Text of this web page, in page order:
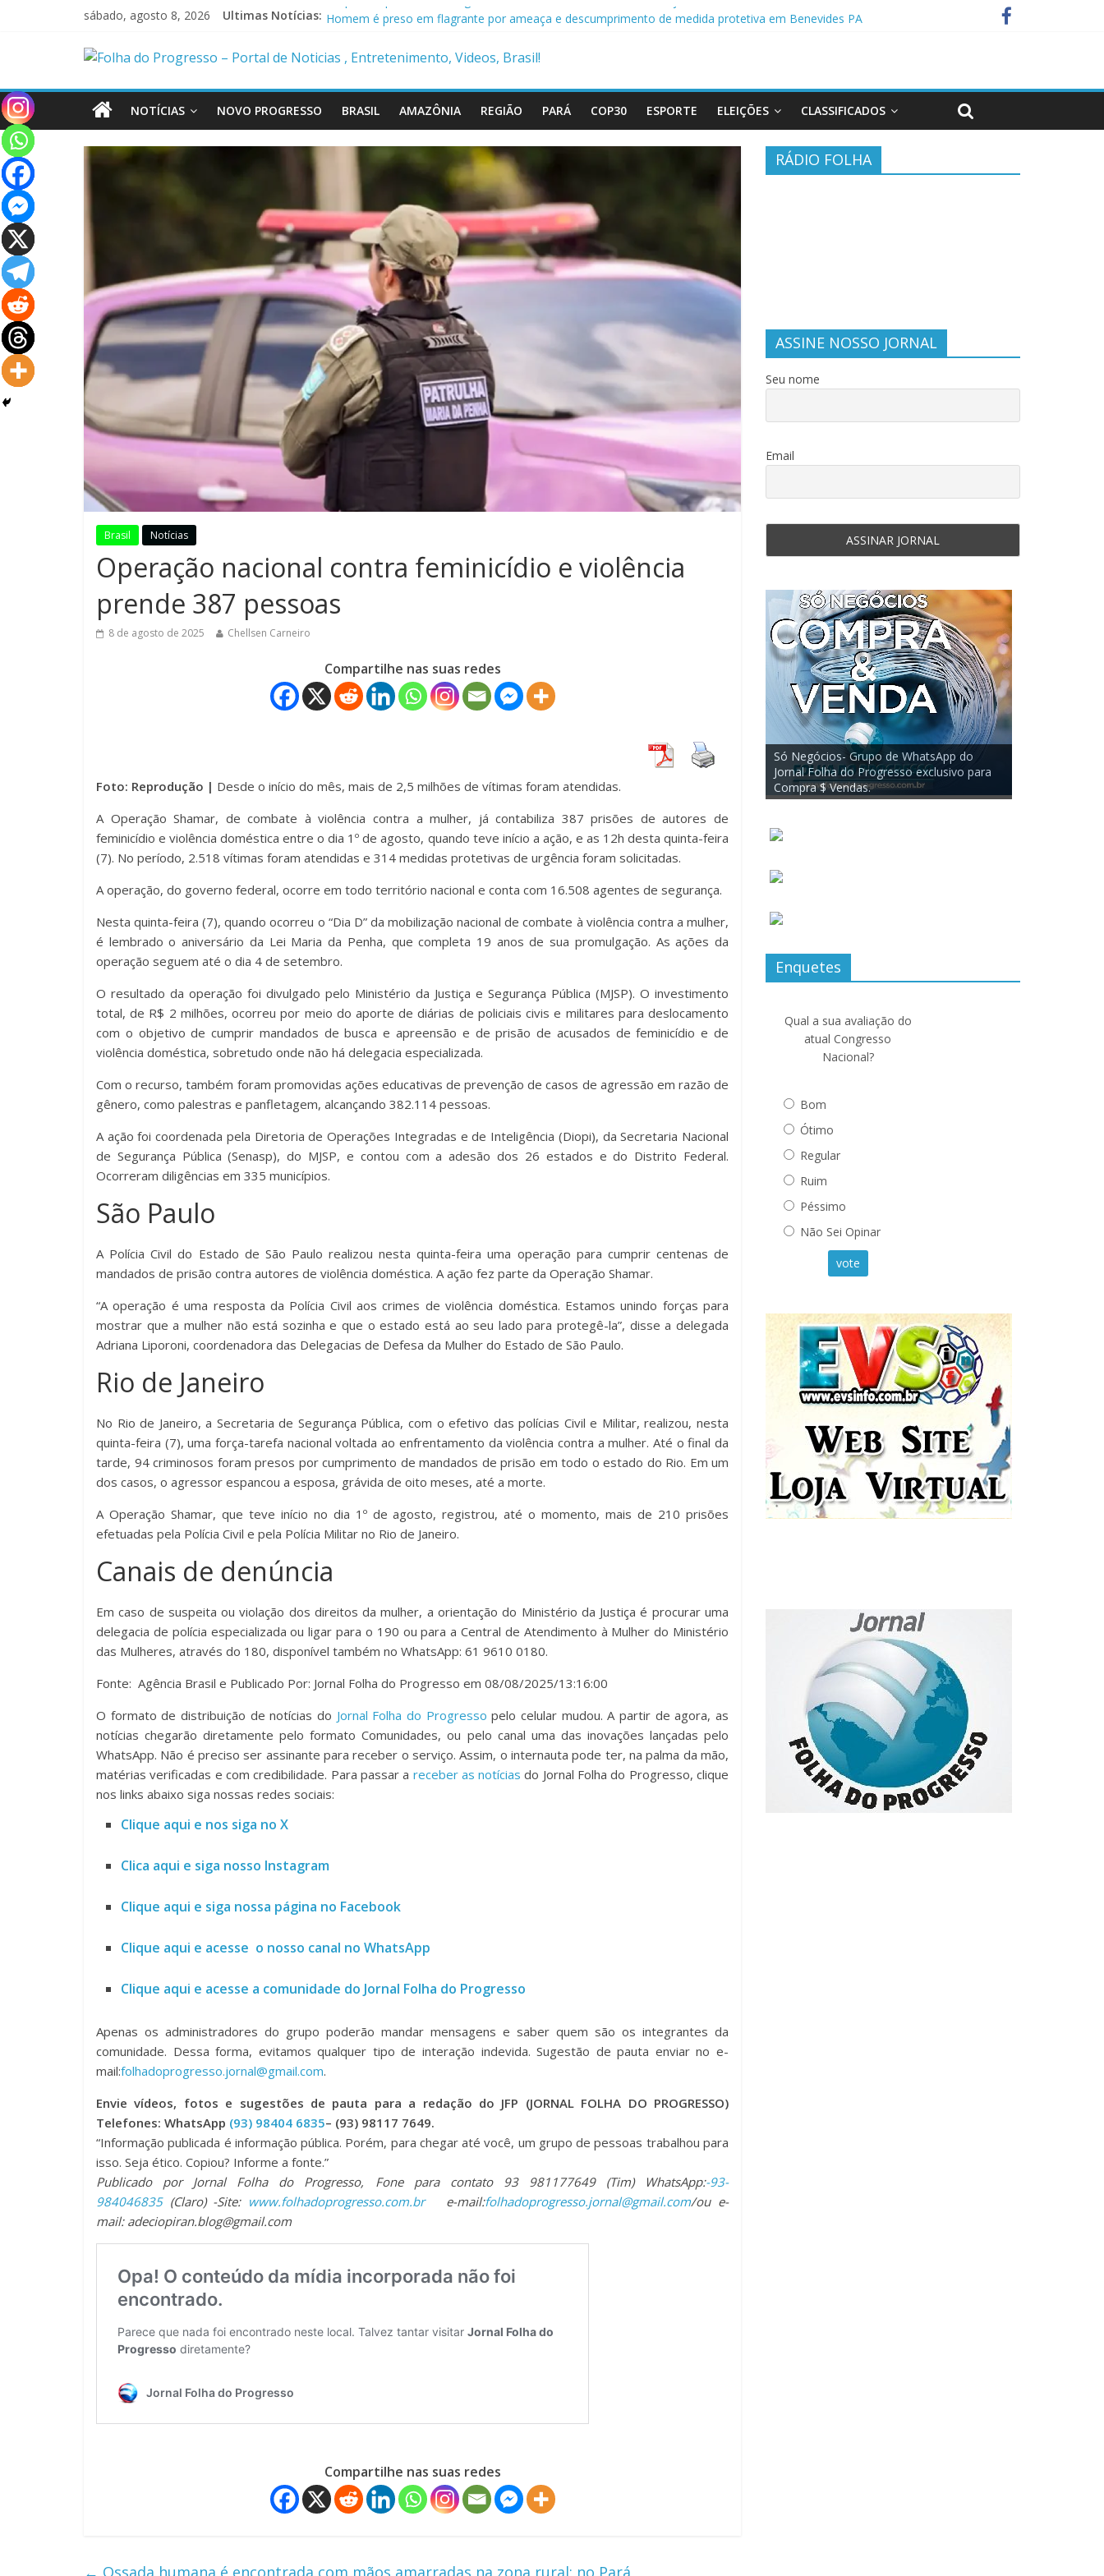
sábado, agosto 8, 2026 Ultimas Notícias: Suspeito é preso com drogas, arma e mais de R$ 12 mil no Marajó
Policiais militares são presos suspeitos de envolvimento em assassinato de casal em Anapu
Polícia Civil prende condenado por estupro de vulnerável em Marituba
Caçamba cai em rio após ponte ceder em Itaituba
NOTÍCIAS
NOVO PROGRESSO BRASIL AMAZÔNIA REGIÃO PARÁ COP30 ESPORTE ELEIÇÕES CLASSIFICADOS
Brasil Notícias
Operação nacional contra feminicídio e violência
prende 387 pessoas
8 de agosto de 2025 Chellsen Carneiro
Compartilhe nas suas redes
Foto: Reprodução | Desde o início do mês, mais de 2,5 milhões de vítimas foram atendidas.
A Operação Shamar, de combate à violência contra a mulher, já contabiliza 387 prisões de autores de
feminicídio e violência doméstica entre o dia 1º de agosto, quando teve início a ação, e as 12h desta quinta-feira
(7). No período, 2.518 vítimas foram atendidas e 314 medidas protetivas de urgência foram solicitadas.
A operação, do governo federal, ocorre em todo território nacional e conta com 16.508 agentes de segurança.
Nesta quinta-feira (7), quando ocorreu o “Dia D” da mobilização nacional de combate à violência contra a mulher,
é lembrado o aniversário da Lei Maria da Penha, que completa 19 anos de sua promulgação. As ações da
operação seguem até o dia 4 de setembro.
O resultado da operação foi divulgado pelo Ministério da Justiça e Segurança Pública (MJSP). O investimento
total, de R$ 2 milhões, ocorreu por meio do aporte de diárias de policiais civis e militares para deslocamento
com o objetivo de cumprir mandados de busca e apreensão e de prisão de acusados de feminicídio e de
violência doméstica, sobretudo onde não há delegacia especializada.
Com o recurso, também foram promovidas ações educativas de prevenção de casos de agressão em razão de
gênero, como palestras e panfletagem, alcançando 382.114 pessoas.
A ação foi coordenada pela Diretoria de Operações Integradas e de Inteligência (Diopi), da Secretaria Nacional
de Segurança Pública (Senasp), do MJSP, e contou com a adesão dos 26 estados e do Distrito Federal.
Ocorreram diligências em 335 municípios.
São Paulo
A Polícia Civil do Estado de São Paulo realizou nesta quinta-feira uma operação para cumprir centenas de
mandados de prisão contra autores de violência doméstica. A ação fez parte da Operação Shamar.
“A operação é uma resposta da Polícia Civil aos crimes de violência doméstica. Estamos unindo forças para
mostrar que a mulher não está sozinha e que o estado está ao seu lado para protegê-la”, disse a delegada
Adriana Liporoni, coordenadora das Delegacias de Defesa da Mulher do Estado de São Paulo.
Rio de Janeiro
No Rio de Janeiro, a Secretaria de Segurança Pública, com o efetivo das polícias Civil e Militar, realizou, nesta
quinta-feira (7), uma força-tarefa nacional voltada ao enfrentamento da violência contra a mulher. Até o final da
tarde, 94 criminosos foram presos por cumprimento de mandados de prisão em todo o estado do Rio. Em um
dos casos, o agressor espancou a esposa, grávida de oito meses, até a morte.
A Operação Shamar, que teve início no dia 1º de agosto, registrou, até o momento, mais de 210 prisões
efetuadas pela Polícia Civil e pela Polícia Militar no Rio de Janeiro.
Canais de denúncia
Em caso de suspeita ou violação dos direitos da mulher, a orientação do Ministério da Justiça é procurar uma
delegacia de polícia especializada ou ligar para o 190 ou para a Central de Atendimento à Mulher do Ministério
das Mulheres, através do 180, disponível também no WhatsApp: 61 9610 0180.
Fonte: Agência Brasil e Publicado Por: Jornal Folha do Progresso em 08/08/2025/13:16:00
O formato de distribuição de notícias do Jornal Folha do Progressopelo celular mudou. A partir de agora, as
notícias chegarão diretamente pelo formato Comunidades, ou pelo canal uma das inovações lançadas pelo
WhatsApp. Não é preciso ser assinante para receber o serviço. Assim, o internauta pode ter, na palma da mão,
matérias verificadas e com credibilidade. Para passar a receber as notíciasdo Jornal Folha do Progresso, clique
nos links abaixo siga nossas redes sociais:
Clique aqui e nos siga no X
Clica aqui e siga nosso Instagram
Clique aqui e siga nossa página no Facebook
Clique aqui e acesse o nosso canal no WhatsApp
Clique aqui e acesse a comunidade do Jornal Folha do Progresso
Apenas os administradores do grupo poderão mandar mensagens e saber quem são os integrantes da
comunidade. Dessa forma, evitamos qualquer tipo de interação indevida. Sugestão de pauta enviar no e-
mail:folhadoprogresso.jornal@gmail.com.
Envie vídeos, fotos e sugestões de pauta para a redação do JFP (JORNAL FOLHA DO PROGRESSO)
Telefones: WhatsApp (93) 98404 6835– (93) 98117 7649.
“Informação publicada é informação pública. Porém, para chegar até você, um grupo de pessoas trabalhou para
isso. Seja ético. Copiou? Informe a fonte.”
Publicado por Jornal Folha do Progresso, Fone para contato 93 981177649 (Tim) WhatsApp:-93-
984046835(Claro) -Site: www.folhadoprogresso.com.bre-mail:folhadoprogresso.jornal@gmail.com/ou e-
mail: adeciopiran.blog@gmail.com
Compartilhe nas suas redes
← Ossada humana é encontrada com mãos amarradas na zona rural; no Pará
RÁDIO FOLHA
ASSINE NOSSO JORNAL
Seu nome
Email
Enquetes
Qual a sua avaliação do
atual Congresso
Nacional?
Bom
Ótimo
Regular
Ruim
Péssimo
Não Sei Opinar
vote